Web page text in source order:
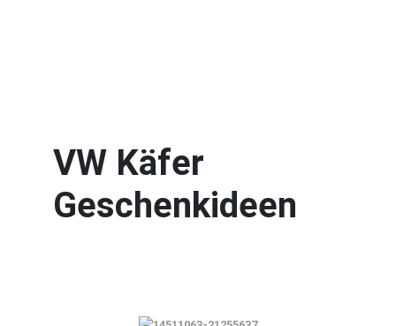
VW Käfer
Geschenkideen